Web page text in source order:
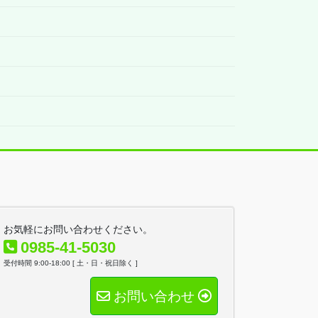
お気軽にお問い合わせください。
0985-41-5030
受付時間 9:00-18:00 [ 土・日・祝日除く ]
お問い合わせ